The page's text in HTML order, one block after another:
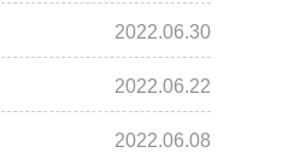
2022.06.30
2022.06.22
2022.06.08